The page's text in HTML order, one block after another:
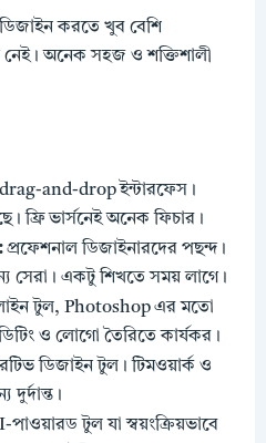
করতে খুব বেশি
নেই। অনেক সহজ ও শক্তিশালী
and-drop ইন্টারফেস।
ফ্রি ভার্সনেই অনেক ফিচার।
:প্রফেশনাল ডিজাইনারদের পছন্দ।
সেরা। একটু শিখতে সময় লাগে।
টুল, Photoshop এর মতো
ও লোগো তৈরিতে কার্যকর।
ডিজাইন টুল। টিমওয়ার্ক ও
দুর্দান্ত।
পাওয়ারড টুল যা স্বয়ংক্রিয়ভাবে